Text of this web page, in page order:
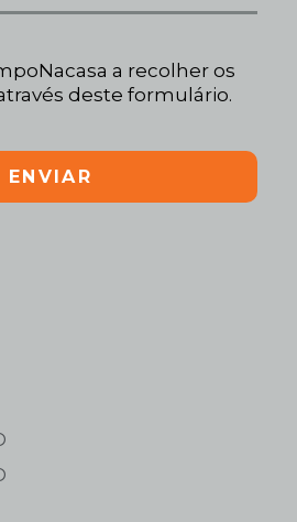
a recolher os
deste formulário.
ENVIAR